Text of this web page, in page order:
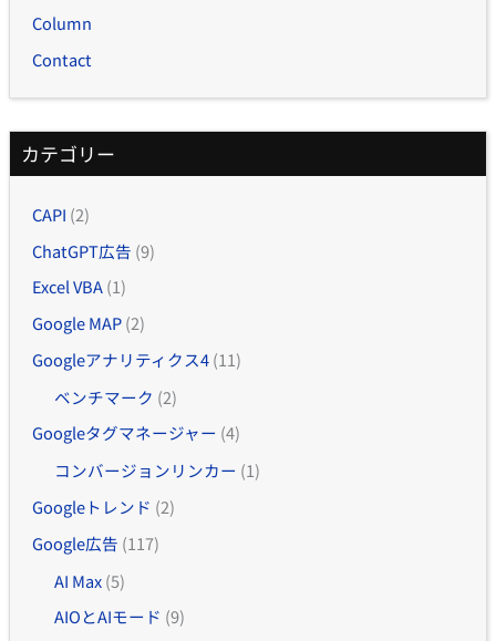
Column
Contact
カテゴリー
CAPI (2)
ChatGPT広告 (9)
Excel VBA(1)
Google MAP(2)
Googleアナリティクス4(11)
ベンチマーク (2)
Googleタグマネージャー (4)
コンバージョンリンカー (1)
Googleトレンド (2)
Google広告 (117)
AI Max(5)
AIOとAIモード (9)